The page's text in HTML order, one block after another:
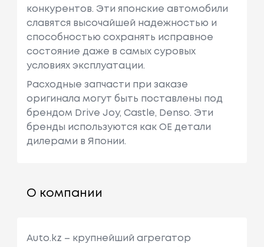
конкурентов. Эти японские автомобили
славятся высочайшей надежностью и
способностью сохранять исправное
состояние даже в самых суровых
условиях эксплуатации.
Расходные запчасти при заказе
оригинала могут быть поставлены под
брендом Drive Joy, Castle, Denso. Эти
бренды используются как ОЕ детали
дилерами в Японии.
О компании
Auto.kz – крупнейший агрегатор